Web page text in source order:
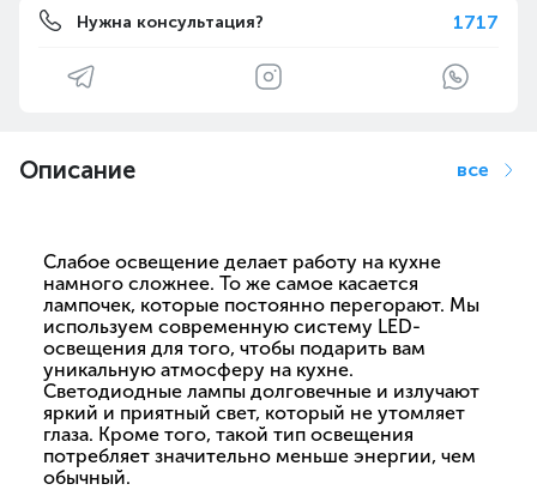
Нужна консультация? 1717
Описание все
Слабое освещение делает работу на кухне
намного сложнее. То же самое касается
лампочек, которые постоянно перегорают. Мы
используем современную систему LED-
освещения для того, чтобы подарить вам
уникальную атмосферу на кухне.
Светодиодные лампы долговечные и излучают
яркий и приятный свет, который не утомляет
глаза. Кроме того, такой тип освещения
потребляет значительно меньше энергии, чем
обычный.